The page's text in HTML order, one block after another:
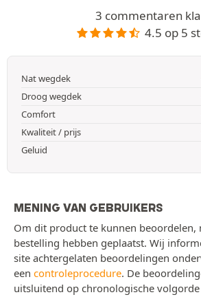
3 commentaren
4.5 op 5
Nat wegdek
Droog wegdek
Comfort
Kwaliteit / prijs
Geluid
MENING VAN GEBRUIKERS
Om dit product te kunnen beoordelen,
bestelling hebben geplaatst. Wij
site achtergelaten beoordelingen
een controleprocedure. De
uitsluitend op chronologische